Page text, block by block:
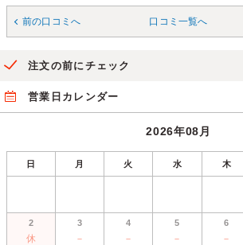
前の口コミへ 口コミ一覧へ
注文の前にチェック
営業日カレンダー
2026年08月
日 月 火 水 木
2
休
3
－
4
－
5
－
6
－